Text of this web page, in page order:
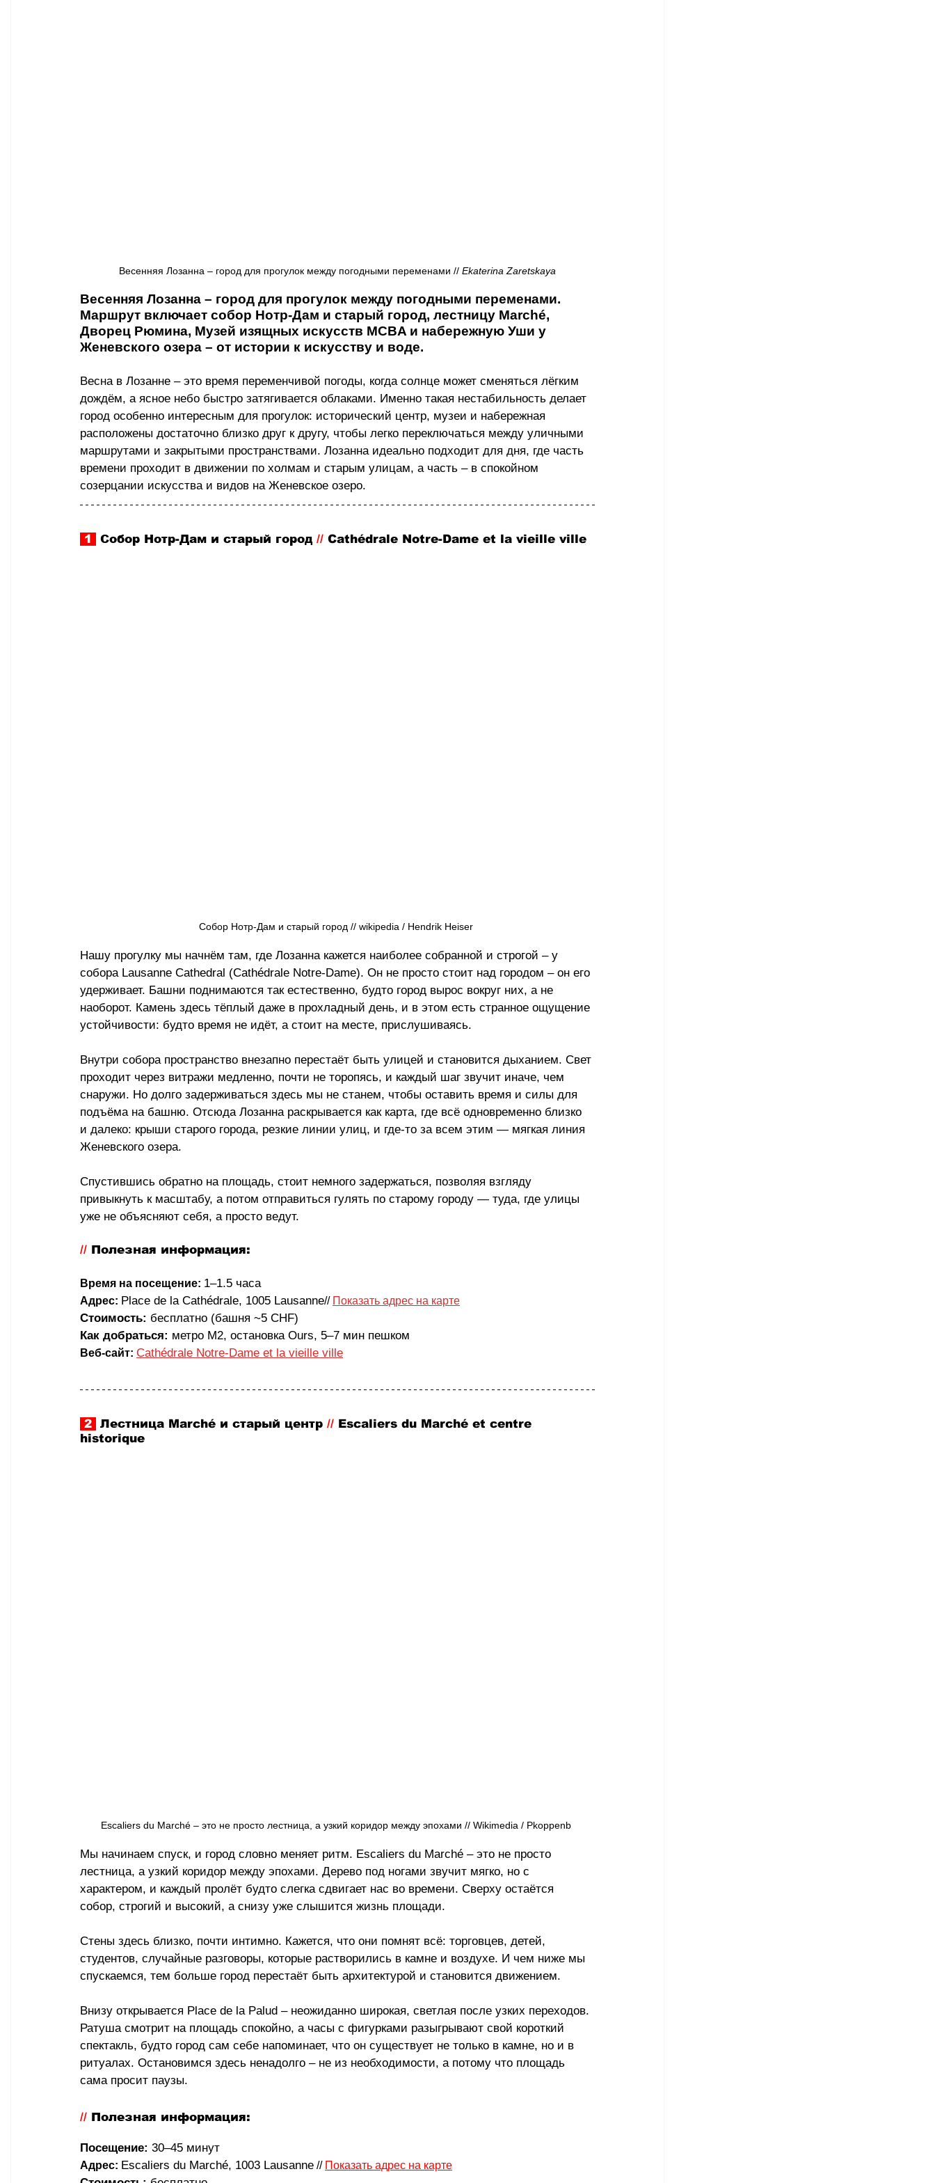
Весенняя Лозанна – город для прогулок между погодными переменами // Ekaterina Zaretskaya
Весенняя Лозанна – город для прогулок между погодными переменами.
Маршрут включает собор Нотр-Дам и старый город, лестницу Marché,
Дворец Рюмина, Музей изящных искусств MCBA и набережную Уши у
Женевского озера – от истории к искусству и воде.
Весна в Лозанне – это время переменчивой погоды, когда солнце может сменяться лёгким
дождём, а ясное небо быстро затягивается облаками. Именно такая нестабильность делает
город особенно интересным для прогулок: исторический центр, музеи и набережная
расположены достаточно близко друг к другу, чтобы легко переключаться между уличными
маршрутами и закрытыми пространствами. Лозанна идеально подходит для дня, где часть
времени проходит в движении по холмам и старым улицам, а часть – в спокойном
созерцании искусства и видов на Женевское озеро.
1 Собор Нотр-Дам и старый город // Cathédrale Notre-Dame et la vieille ville
Собор Нотр-Дам и старый город // wikipedia / Hendrik Heiser
Нашу прогулку мы начнём там, где Лозанна кажется наиболее собранной и строгой – у
собора Lausanne Cathedral (Cathédrale Notre-Dame). Он не просто стоит над городом – он его
удерживает. Башни поднимаются так естественно, будто город вырос вокруг них, а не
наоборот. Камень здесь тёплый даже в прохладный день, и в этом есть странное ощущение
устойчивости: будто время не идёт, а стоит на месте, прислушиваясь.
Внутри собора пространство внезапно перестаёт быть улицей и становится дыханием. Свет
проходит через витражи медленно, почти не торопясь, и каждый шаг звучит иначе, чем
снаружи. Но долго задерживаться здесь мы не станем, чтобы оставить время и силы для
подъёма на башню. Отсюда Лозанна раскрывается как карта, где всё одновременно близко
и далеко: крыши старого города, резкие линии улиц, и где-то за всем этим — мягкая линия
Женевского озера.
Спустившись обратно на площадь, стоит немного задержаться, позволяя взгляду
привыкнуть к масштабу, а потом отправиться гулять по старому городу — туда, где улицы
уже не объясняют себя, а просто ведут.
// Полезная информация:
Время на посещение: 1–1.5 часа
Адрес: Place de la Cathédrale, 1005 Lausanne// Показать адрес на карте
Стоимость: бесплатно (башня ~5 CHF)
Как добраться: метро M2, остановка Ours, 5–7 мин пешком
Веб-сайт: Cathédrale Notre-Dame et la vieille ville
2 Лестница Marché и старый центр // Escaliers du Marché et centre
historique
Escaliers du Marché – это не просто лестница, а узкий коридор между эпохами // Wikimedia / Pkoppenb
Мы начинаем спуск, и город словно меняет ритм. Escaliers du Marché – это не просто
лестница, а узкий коридор между эпохами. Дерево под ногами звучит мягко, но с
характером, и каждый пролёт будто слегка сдвигает нас во времени. Сверху остаётся
собор, строгий и высокий, а снизу уже слышится жизнь площади.
Стены здесь близко, почти интимно. Кажется, что они помнят всё: торговцев, детей,
студентов, случайные разговоры, которые растворились в камне и воздухе. И чем ниже мы
спускаемся, тем больше город перестаёт быть архитектурой и становится движением.
Внизу открывается Place de la Palud – неожиданно широкая, светлая после узких переходов.
Ратуша смотрит на площадь спокойно, а часы с фигурками разыгрывают свой короткий
спектакль, будто город сам себе напоминает, что он существует не только в камне, но и в
ритуалах. Остановимся здесь ненадолго – не из необходимости, а потому что площадь
сама просит паузы.
// Полезная информация:
Посещение: 30–45 минут
Адрес: Escaliers du Marché, 1003 Lausanne // Показать адрес на карте